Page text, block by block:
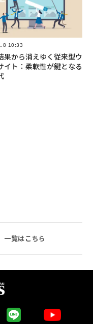
10:33
果から消えゆく従来型ウ
イト：柔軟性が鍵となる
一覧はこちら